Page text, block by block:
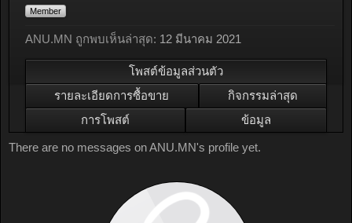
Member
ANU.MN ถูกพบเห็นล่าสุด: 12 มีนาคม 2021
โพสต์ข้อมูลส่วนตัว
รายละเอียดการซื้อขาย
กิจกรรมล่าสุด
การโพสต์
ข้อมูล
There are no messages on ANU.MN's profile yet.